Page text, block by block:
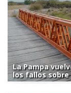
La Pampa
los fallos